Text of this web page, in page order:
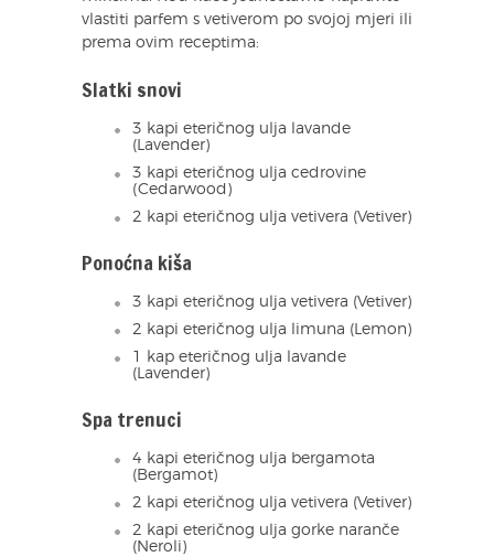
vlastiti parfem s vetiverom po svojoj mjeri ili
prema ovim receptima:
Slatki snovi
3 kapi eteričnog ulja lavande
(Lavender)
3 kapi eteričnog ulja cedrovine
(Cedarwood)
2 kapi eteričnog ulja vetivera (Vetiver)
Ponoćna kiša
3 kapi eteričnog ulja vetivera (Vetiver)
2 kapi eteričnog ulja limuna (Lemon)
1 kap eteričnog ulja lavande
(Lavender)
Spa trenuci
4 kapi eteričnog ulja bergamota
(Bergamot)
2 kapi eteričnog ulja vetivera (Vetiver)
2 kapi eteričnog ulja gorke naranče
(Neroli)